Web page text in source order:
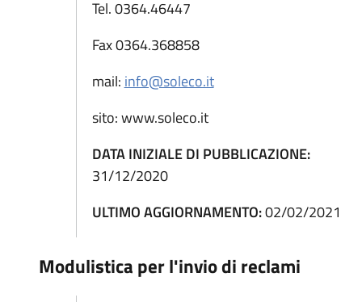
Tel. 0364.46447
Fax 0364.368858
mail: info@soleco.it
sito: www.soleco.it
DATA INIZIALE DI PUBBLICAZIONE:
31/12/2020
ULTIMO AGGIORNAMENTO:02/02/2021
Modulistica per l'invio di reclami